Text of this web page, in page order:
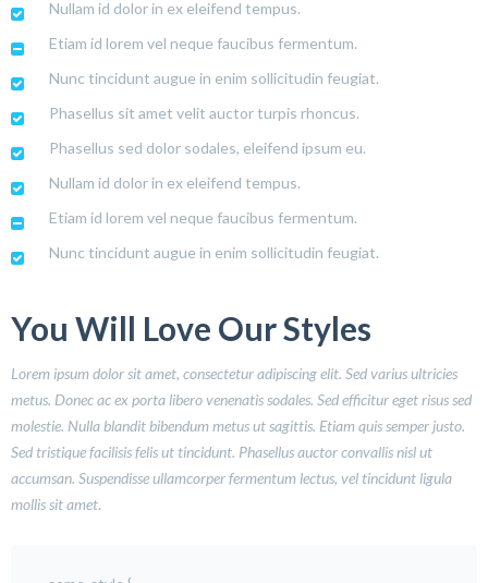
Nullam id dolor in ex eleifend tempus.
Etiam id lorem vel neque faucibus fermentum.
Nunc tincidunt augue in enim sollicitudin feugiat.
Phasellus sit amet velit auctor turpis rhoncus.
Phasellus sed dolor sodales, eleifend ipsum eu.
Nullam id dolor in ex eleifend tempus.
Etiam id lorem vel neque faucibus fermentum.
Nunc tincidunt augue in enim sollicitudin feugiat.
You Will Love Our Styles
Lorem ipsum dolor sit amet, consectetur adipiscing elit. Sed varius ultricies
metus. Donec ac ex porta libero venenatis sodales. Sed efficitur eget risus sed
molestie. Nulla blandit bibendum metus ut sagittis. Etiam quis semper justo.
Sed tristique facilisis felis ut tincidunt. Phasellus auctor convallis nisl ut
accumsan. Suspendisse ullamcorper fermentum lectus, vel tincidunt ligula
mollis sit amet.